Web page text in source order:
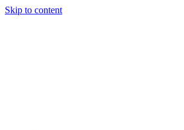
Skip to content